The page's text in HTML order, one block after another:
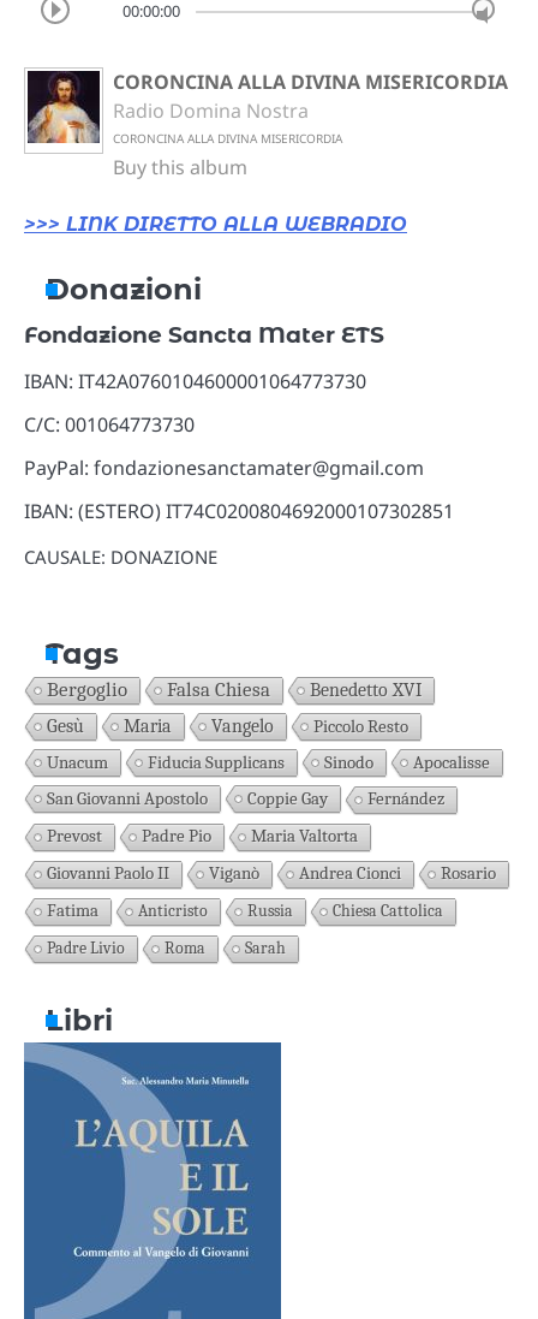
00:00:00
CORONCINA ALLA DIVINA MISERICORDIA
Radio Domina Nostra
CORONCINA ALLA DIVINA MISERICORDIA
Buy this album
>>> LINK DIRETTO ALLA WEBRADIO
Donazioni
Fondazione Sancta Mater ETS
IBAN: IT42A0760104600001064773730
C/C: 001064773730
PayPal: fondazionesanctamater@gmail.com
IBAN: (ESTERO) IT74C0200804692000107302851
CAUSALE: DONAZIONE
Tags
Bergoglio Falsa Chiesa Benedetto XVI
Gesù Maria Vangelo
Piccolo Resto
Unacum
Fiducia Supplicans Sinodo
Apocalisse
San Giovanni Apostolo
Coppie Gay
Fernández
Prevost
Padre Pio
Maria Valtorta
Giovanni Paolo II
Viganò Andrea Cionci
Rosario
Fatima
Anticristo Russia
Chiesa Cattolica
Padre Livio
Roma Sarah
Libri